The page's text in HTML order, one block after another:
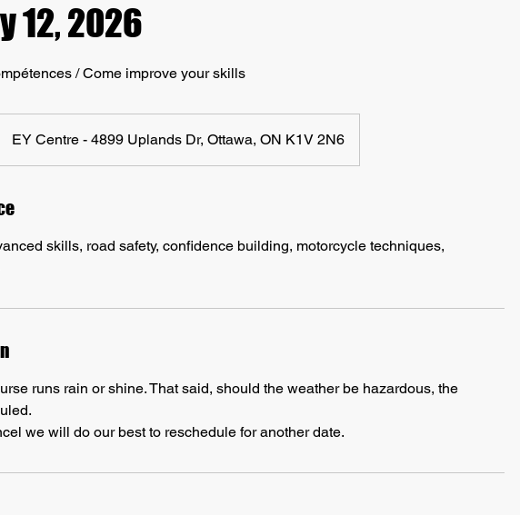
12, 2026
/ Come improve your skills
EY Centre - 4899 Uplands Dr, Ottawa, ON K1V 2N6
skills, road safety, confidence building, motorcycle techniques,
runs rain or shine. That said, should the weather be hazardous, the